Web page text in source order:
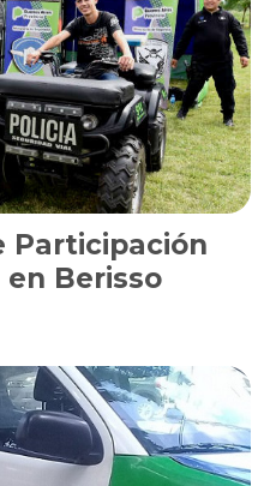
Participación
Berisso